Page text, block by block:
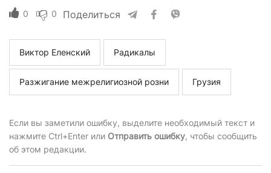
0 0 Поделиться
Виктор Еленский Радикалы
Разжигание межрелигиозной розни Грузия
Если вы заметили ошибку, выделите необходимый текст и
нажмите Ctrl+Enter или Отправить ошибку, чтобы сообщить
об этом редакции.